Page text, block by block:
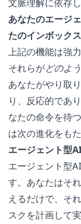
文脈理解に依存し
あなたのエージ
たのインボック
上記の機能は強
それらがどのよ
あなたがやり取
り、反応的であ
なたの命令を待
は次の進化をも
エージェント型
エージェント型
す。あなたはそ
えるだけで、そ
スクを計画して